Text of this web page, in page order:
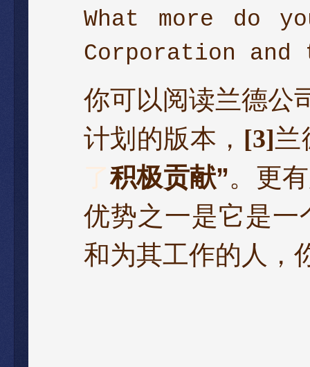
What more do
Corporation
你可以阅读兰德公
计划的版本， [3]兰
了积极贡献”。更
优势之一是它是
和为其工作的人，